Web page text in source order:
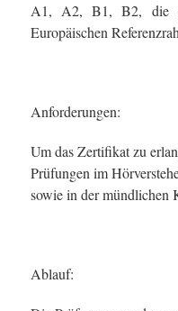
A1, A2, B1, B2, die
Europäischen
Anforderungen:
Um das Zertifikat zu
Prüfungen im
sowie in der mündlichen
Ablauf: